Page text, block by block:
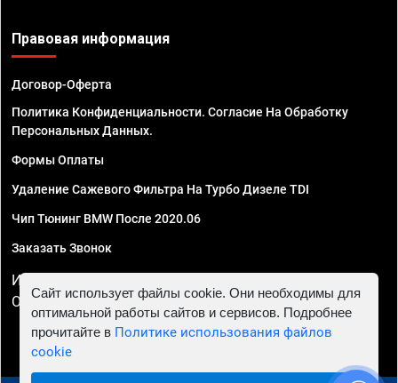
Правовая информация
Договор-Оферта
Политика Конфиденциальности. Согласие На Обработку
Персональных Данных.
Формы Оплаты
Удаление Сажевого Фильтра На Турбо Дизеле TDI
Чип Тюнинг BMW После 2020.06
Заказать Звонок
ИП Смирнов Георгий Павлович. ИНН 781302555843,
ОГРНИП 324470400032610
Сайт использует файлы cookie. Они необходимы для
оптимальной работы сайтов и сервисов. Подробнее
прочитайте в Политике использования файлов
cookie